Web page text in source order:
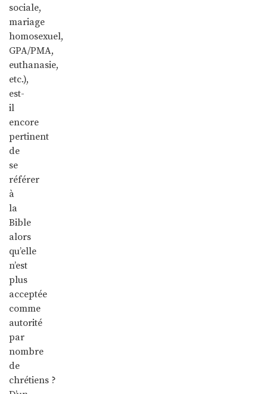
sociale,
mariage
homosexuel,
GPA/PMA,
euthanasie,
etc.),
est-
il
encore
pertinent
de
se
référer
à
la
Bible
alors
qu’elle
n’est
plus
acceptée
comme
autorité
par
nombre
de
chrétiens ?